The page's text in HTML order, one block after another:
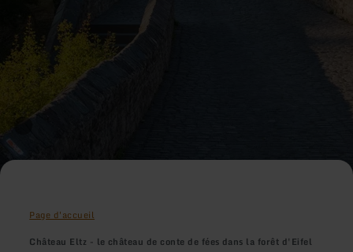
Page d'accueil
Château Eltz - le château de conte de fées dans la forêt d'Eifel